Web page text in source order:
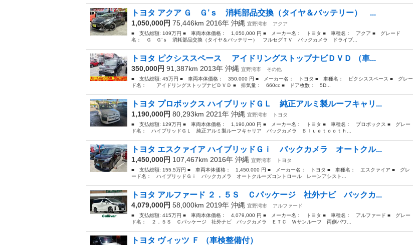
トヨタ アクア Ｇ Ｇ’ｓ 消耗部品交換（タイヤ＆バッテリー） ...
1,050,000円 75,446km 2016年 沖縄 宜野湾市
アクア
■ 支払総額: 109万円 ■ 車両本体価格： 1,050,000 円 ■ メーカー名： トヨタ ■ 車種名： アクア ■ グレード
名： Ｇ Ｇ’ｓ 消耗部品交換（タイヤ＆バッテリー） フルセグＴＶ バックカメラ ドライブ...
トヨタ ピクシススペース アイドリングストップナビＤＶＤ （車...
350,000円 91,387km 2013年 沖縄 宜野湾市
その他
■ 支払総額: 45万円 ■ 車両本体価格： 350,000 円 ■ メーカー名： トヨタ ■ 車種名： ピクシススペース ■ グレー
ド名： アイドリングストップナビＤＶＤ ■ 排気量： 660cc ■ ドア枚数： 5D...
トヨタ プロボックス ハイブリッドＧＬ 純正アルミ製ルーフキャリ...
1,190,000円 80,293km 2021年 沖縄 宜野湾市
トヨタ
■ 支払総額: 129万円 ■ 車両本体価格： 1,190,000 円 ■ メーカー名： トヨタ ■ 車種名： プロボックス ■ グレー
ド名： ハイブリッドＧＬ 純正アルミ製ルーフキャリア バックカメラ Ｂｌｕｅｔｏｏｔｈ...
トヨタ エスクァイア ハイブリッドＧｉ バックカメラ オートクル...
1,450,000円 107,467km 2016年 沖縄 宜野湾市
トヨタ
■ 支払総額: 155.5万円 ■ 車両本体価格： 1,450,000 円 ■ メーカー名： トヨタ ■ 車種名： エスクァイア ■ グレ
ード名： ハイブリッドＧｉ バックカメラ オートクルーズコントロール レーンアシスト...
トヨタ アルファード ２．５Ｓ Ｃパッケージ 社外ナビ バックカ...
4,079,000円 58,000km 2019年 沖縄 宜野湾市
アルファード
■ 支払総額: 415万円 ■ 車両本体価格： 4,079,000 円 ■ メーカー名： トヨタ ■ 車種名： アルファード ■ グレー
ド名： ２．５Ｓ Ｃパッケージ 社外ナビ バックカメラ ＥＴＣ Ｗサンルーフ 両側パワ...
トヨタ ヴィッツ Ｆ （車検整備付）